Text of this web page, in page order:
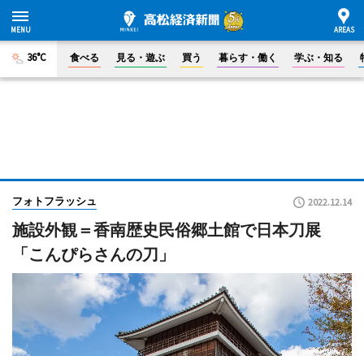
36°C 食べる 見る・遊ぶ 買う 暮らす・働く 学ぶ・知る
フォトフラッシュ 2022.12.14
施設外観＝香南歴史民俗郷土館で日本刀展
「こんぴらさんの刀」